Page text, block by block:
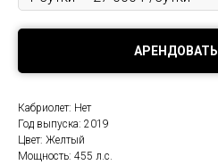
АРЕНДОВАТЬ
Кабриолет: Нет
Год выпуска: 2019
Цвет: Желтый
Мощность: 455 л.с.